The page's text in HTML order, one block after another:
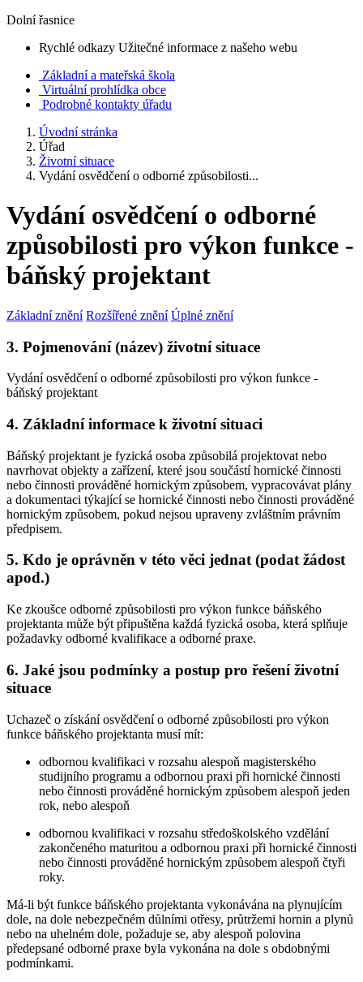
Dolní řasnice
Rychlé odkazy Užitečné informace z našeho webu
Základní a mateřská škola
Virtuální prohlídka obce
Podrobné kontakty úřadu
Úvodní stránka
Úřad
Životní situace
Vydání osvědčení o odborné způsobilosti...
Vydání osvědčení o odborné
způsobilosti pro výkon funkce -
báňský projektant
Základní znění Rozšířené znění Úplné znění
3. Pojmenování (název) životní situace
Vydání osvědčení o odborné způsobilosti pro výkon funkce -
báňský projektant
4. Základní informace k životní situaci
Báňský projektant je fyzická osoba způsobilá projektovat nebo
navrhovat objekty a zařízení, které jsou součástí hornické činnosti
nebo činnosti prováděné hornickým způsobem, vypracovávat plány
a dokumentaci týkající se hornické činnosti nebo činnosti prováděné
hornickým způsobem, pokud nejsou upraveny zvláštním právním
předpisem.
5. Kdo je oprávněn v této věci jednat (podat žádost
apod.)
Ke zkoušce odborné způsobilosti pro výkon funkce báňského
projektanta může být připuštěna každá fyzická osoba, která splňuje
požadavky odborné kvalifikace a odborné praxe.
6. Jaké jsou podmínky a postup pro řešení životní
situace
Uchazeč o získání osvědčení o odborné způsobilosti pro výkon
funkce báňského projektanta musí mít:
odbornou kvalifikaci v rozsahu alespoň magisterského
studijního programu a odbornou praxi při hornické činnosti
nebo činnosti prováděné hornickým způsobem alespoň jeden
rok, nebo alespoň
odbornou kvalifikaci v rozsahu středoškolského vzdělání
zakončeného maturitou a odbornou praxi při hornické činnosti
nebo činnosti prováděné hornickým způsobem alespoň čtyři
roky.
Má-li být funkce báňského projektanta vykonávána na plynujícím
dole, na dole nebezpečném důlními otřesy, průtržemi hornin a plynů
nebo na uhelném dole, požaduje se, aby alespoň polovina
předepsané odborné praxe byla vykonána na dole s obdobnými
podmínkami.